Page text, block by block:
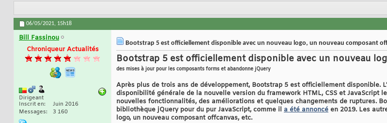
06/05/2021, 15h18
Bill Fassinou
Chroniqueur Actualités
Dirigeant
Inscrit en
Juin 2016
Messages
3 160
Bootstrap 5 est officiellement disponible avec un nouveau logo, un nouveau composant
Bootstrap 5 est officiellement disponible avec un nouveau
des mises à jour pour les composants forms et abandonne jQuery
Après plus de trois ans de développement, Bootstrap 5 est officiellement disponible.
disponibilité générale de la nouvelle version du framework HTML, CSS et JavaScript
nouvelles fonctionnalités, des améliorations et quelques changements de ruptures.
bibliothèque jQuery pour du pur JavaScript, comme il a été annoncé en 2019. Les
logo, un nouveau composant offcanvas, etc.